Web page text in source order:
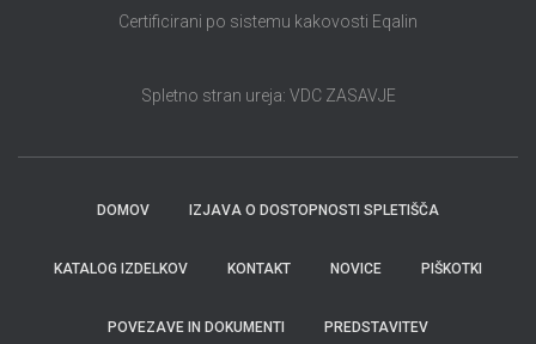
Certificirani po sistemu kakovosti Eqalin
Spletno stran ureja: VDC ZASAVJE
DOMOV IZJAVA O DOSTOPNOSTI SPLETIŠČA
KATALOG IZDELKOV KONTAKT NOVICE PIŠKOTKI
POVEZAVE IN DOKUMENTI PREDSTAVITEV